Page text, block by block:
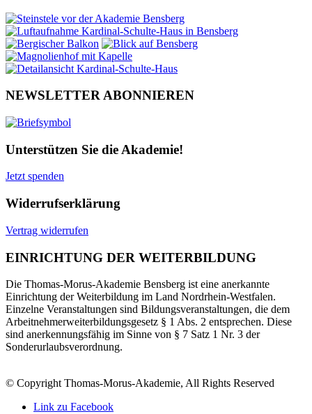
NEWSLETTER ABONNIEREN
Unterstützen Sie die Akademie!
Jetzt spenden
Widerrufserklärung
Vertrag widerrufen
EINRICHTUNG DER WEITERBILDUNG
Die Thomas-Morus-Akademie Bensberg ist eine anerkannte
Einrichtung der Weiterbildung im Land Nordrhein-Westfalen.
Einzelne Veranstaltungen sind Bildungsveranstaltungen, die dem
Arbeitnehmerweiterbildungsgesetz § 1 Abs. 2 entsprechen. Diese
sind anerkennungsfähig im Sinne von § 7 Satz 1 Nr. 3 der
Sonderurlaubsverordnung.
© Copyright Thomas-Morus-Akademie, All Rights Reserved
Link zu Facebook